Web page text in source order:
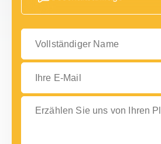
Vollständiger Name
Ihre E-Mail
Erzählen Sie uns von Ihren Plänen